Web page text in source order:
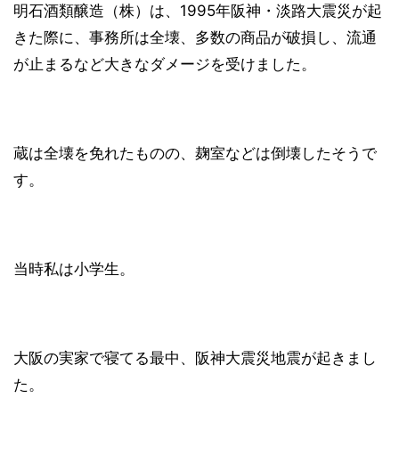
明石酒類醸造（株）は、1995年阪神・淡路大震災が起
きた際に、事務所は全壊、多数の商品が破損し、流通
が止まるなど大きなダメージを受けました。
蔵は全壊を免れたものの、麹室などは倒壊したそうで
す。
当時私は小学生。
大阪の実家で寝てる最中、阪神大震災地震が起きまし
た。